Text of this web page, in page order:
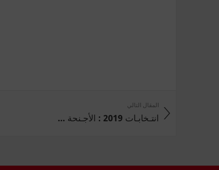
المقال التالي
انتـخابـات 2019 : الأجـنحة ...